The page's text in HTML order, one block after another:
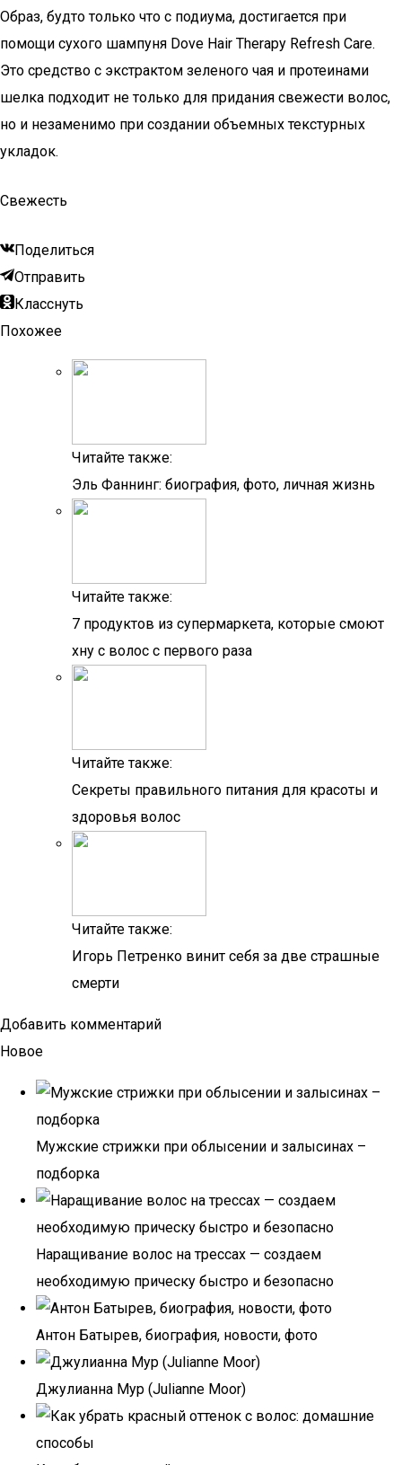
Образ, будто только что с подиума, достигается при
помощи сухого шампуня Dove Hair Therapy Refresh Care.
Это средство с экстрактом зеленого чая и протеинами
шелка подходит не только для придания свежести волос,
но и незаменимо при создании объемных текстурных
укладок.
Свежесть
Поделиться
Отправить
Класснуть
Похожее
Читайте также:
Эль Фаннинг: биография, фото, личная жизнь
Читайте также:
7 продуктов из супермаркета, которые смоют
хну с волос с первого раза
Читайте также:
Секреты правильного питания для красоты и
здоровья волос
Читайте также:
Игорь Петренко винит себя за две страшные
смерти
Добавить комментарий
Новое
Мужские стрижки при облысении и залысинах –
подборка
Наращивание волос на трессах — создаем
необходимую прическу быстро и безопасно
Антон Батырев, биография, новости, фото
Джулианна Мур (Julianne Moor)